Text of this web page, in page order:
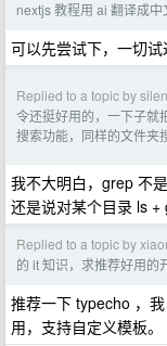
nextjs 教程用 ai 翻译成
可以先尝试下，一切
Replied to a topic by
令还挺好用的，一下子就
搜索功能，同样的文件夹
我不大明白，grep 不
还是说对某个目录 ls +
Replied to a topic by
的 it 知识，求推荐好用的
推荐一下 typecho ，
用，支持自定义模板。